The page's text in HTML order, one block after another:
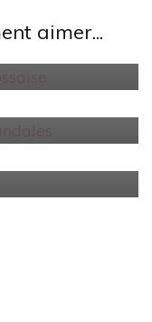
aimer...
écossaise